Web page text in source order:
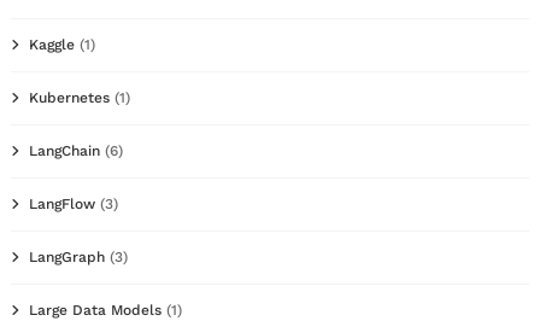
Kaggle (1)
Kubernetes (1)
LangChain (6)
LangFlow (3)
LangGraph (3)
Large Data Models (1)